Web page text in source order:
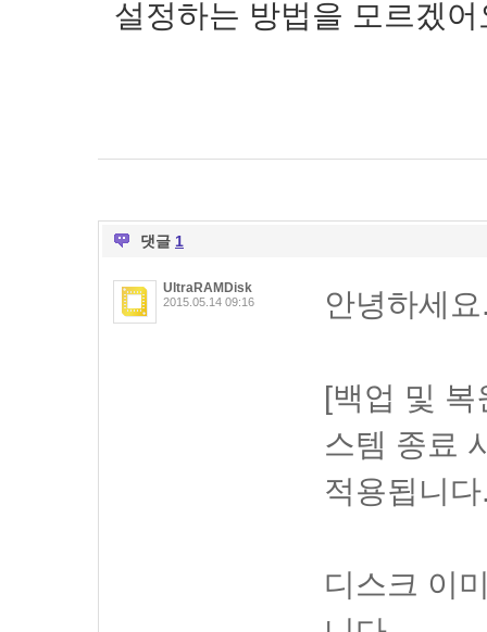
설정하는 방법을 모르겠어
댓글 1
UltraRAMDisk
2015.05.14 09:16 안녕하세
[백업 및
스템 종료
적용됩니
디스크 이